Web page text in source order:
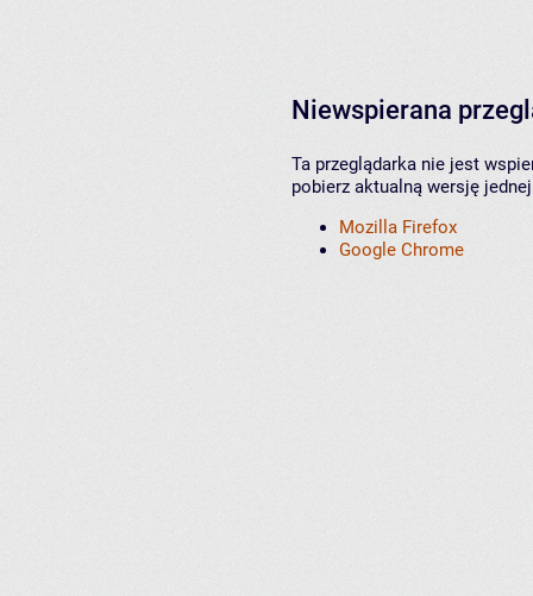
Niewspierana
Ta przeglądarka nie jest
pobierz aktualną wersję
Mozilla Firefox
Google Chrome